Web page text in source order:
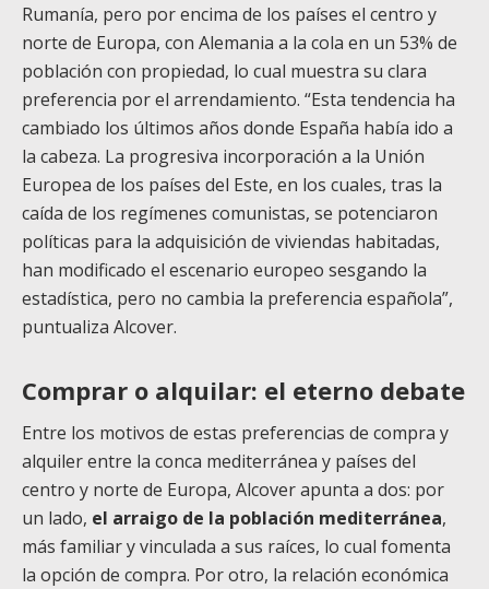
Rumanía, pero por encima de los países el centro y
norte de Europa, con Alemania a la cola en un 53% de
población con propiedad, lo cual muestra su clara
preferencia por el arrendamiento. “Esta tendencia ha
cambiado los últimos años donde España había ido a
la cabeza. La progresiva incorporación a la Unión
Europea de los países del Este, en los cuales, tras la
caída de los regímenes comunistas, se potenciaron
políticas para la adquisición de viviendas habitadas,
han modificado el escenario europeo sesgando la
estadística, pero no cambia la preferencia española”,
puntualiza Alcover.
Comprar o alquilar: el eterno debate
Entre los motivos de estas preferencias de compra y
alquiler entre la conca mediterránea y países del
centro y norte de Europa, Alcover apunta a dos: por
un lado, el arraigo de la población mediterránea,
más familiar y vinculada a sus raíces, lo cual fomenta
la opción de compra. Por otro, la relación económica